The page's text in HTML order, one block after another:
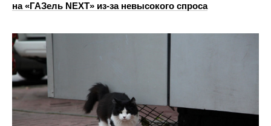
на «ГАЗель NEXT» из‑за невысокого спроса